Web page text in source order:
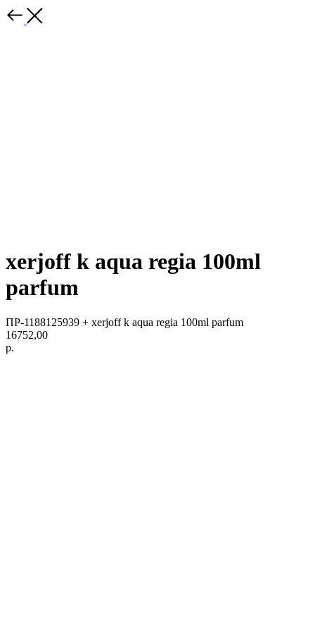
xerjoff k aqua regia 100ml
parfum
ПР-1188125939 + xerjoff k aqua regia 100ml parfum
16752,00
р.